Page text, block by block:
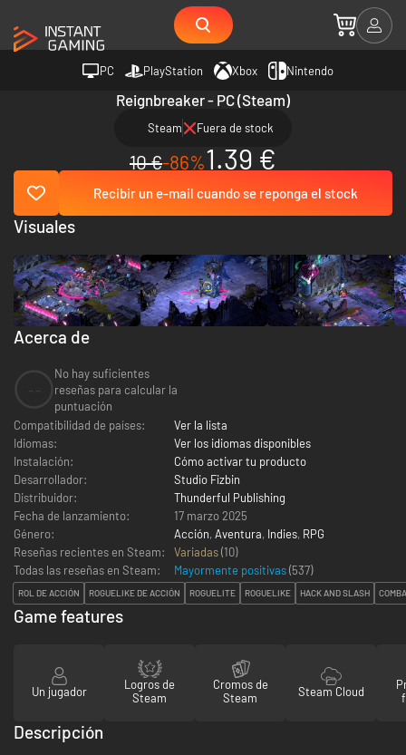
PC PlayStation Xbox Nintendo
Reignbreaker - PC (Steam)
Steam Fuera de stock
10 €-86%1.39 €
Recibir un e-mail cuando se reponga el stock
Acerca de
No hay suficientes
reseñas para calcular la
puntuación
Compatibilidad de países:
Ver la lista
Idiomas:
Ver los idiomas disponibles
Instalación:
Cómo activar tu producto
Desarrollador:
Studio Fizbin
Distribuidor:
Thunderful Publishing
Fecha de lanzamiento:
17 marzo 2025
Género:
Acción, Aventura, Indies, RPG
Reseñas recientes en Steam:
Variadas(10)
Todas las reseñas en Steam:
Mayormente positivas(537)
ROL DE ACCIÓN ROGUELIKE DE ACCIÓN ROGUELITE ROGUELIKE HACK AND SLASH
Visuales
Game features
Un jugador
Logros de
Steam
Cromos de
Steam
Steam Cloud
Descripción